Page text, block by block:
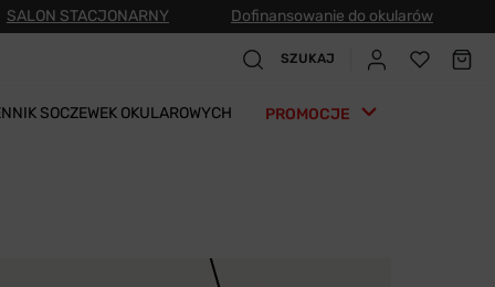
SALON STACJONARNY Dofinansowanie do okularów
SZUKAJ
SOCZEWEK OKULAROWYCH PROMOCJE